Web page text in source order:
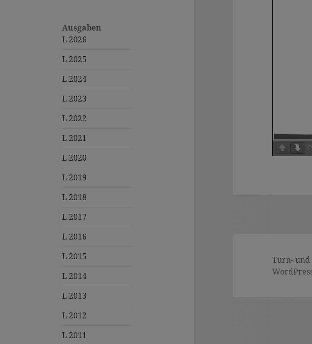
Ausgaben
L 2026
L 2025
L 2024
L 2023
L 2022
L 2021
L 2020
L 2019
L 2018
L 2017
L 2016
L 2015
L 2014
L 2013
L 2012
L 2011
Turn- und